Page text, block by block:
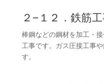
２−１２．鉄筋
棒鋼などの鋼材を加工・
工事です。ガス圧接工事
す。